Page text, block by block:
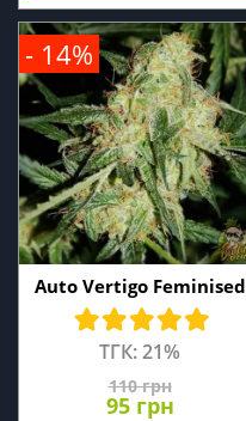
Auto Vertigo Feminised
ТГК: 21%
110 грн
95 грн
- 14%